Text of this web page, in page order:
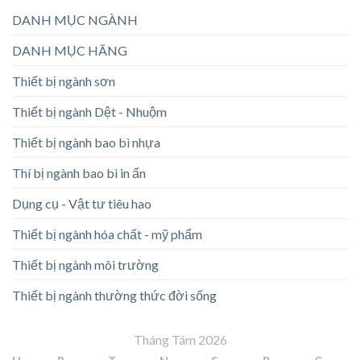
DANH MỤC NGÀNH
DANH MỤC HÃNG
Thiết bị ngành sơn
Thiết bị ngành Dệt - Nhuộm
Thiết bị ngành bao bì nhựa
Thí bị ngành bao bì in ấn
Dụng cụ - Vật tư tiêu hao
Thiết bị ngành hóa chất - mỹ phẩm
Thiết bị ngành môi trường
Thiết bị ngành thường thức đời sống
Tháng Tám 2026